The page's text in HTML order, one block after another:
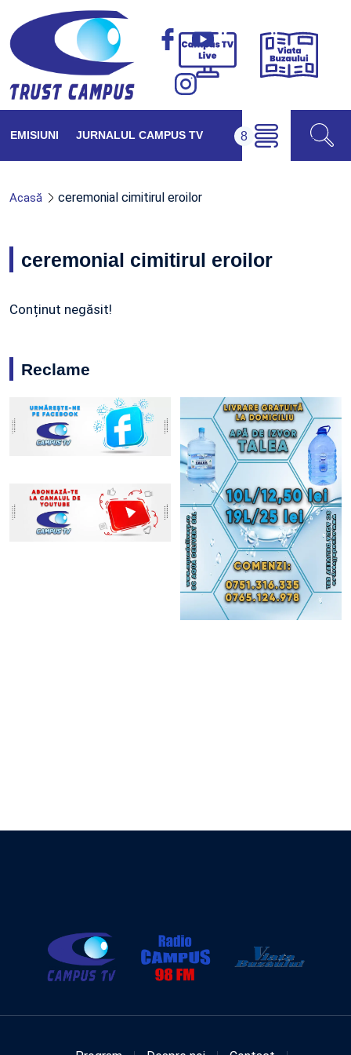
Campus
Viața
EMISIUNI JURNALUL CAMPUS TV
Acasă ceremonial cimitirul eroilor
ceremonial cimitirul eroilor
Conținut negăsit!
Reclame